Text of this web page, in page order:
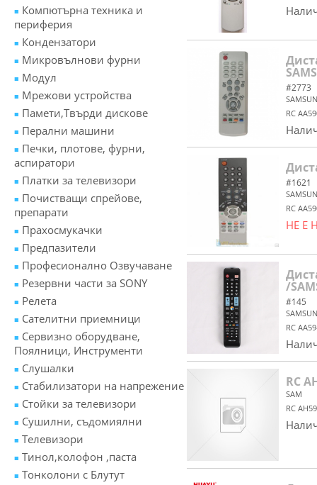
Компютърна техника и
периферия
Кондензатори
Микровълнови фурни
Модул
Мрежови устройства
Памети,Твърди дискове
Перални машини
Печки, плотове, фурни,
аспиратори
Платки за телевизори
Почистващи спрейове,
препарати
Прахосмукачки
Предпазители
Професионално Озвучаване
Резервни части за SONY
Релета
Сателитни приемници
Сервизно оборудване,
Поялници, Инструменти
Слушалки
Стабилизатори на напрежение
Стойки за телевизори
Сушилни, съдомиялни
Телевизори
Тинол,колофон ,паста
Тонколони с Блутут
#2773
RC
#1621
RC
НЕ Е
/
#145
RC
RC
SAM
RC